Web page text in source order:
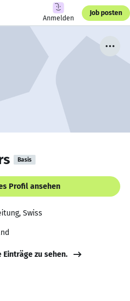
Anmelden
Job posten
Basis
Profil ansehen
Swiss
Einträge zu sehen.